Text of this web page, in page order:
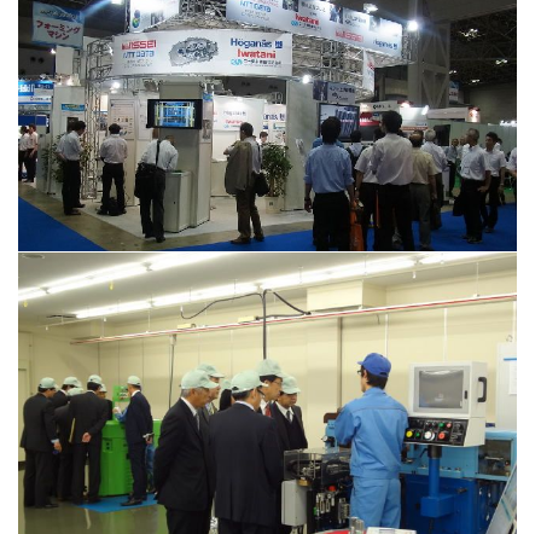
MF-Tokyo2013出展の様子
（2013年8月）
MF-Tokyo2013出展の様子
（2013年8月）